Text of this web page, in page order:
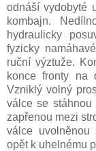
odnáší vydobyté
kombajn.
hydraulicky
fyzicky
ruční výztuže.
konce fronty na
Vzniklý volný
válce se
zapřenou mezi
válce uvolněnou
opět k uhelnému